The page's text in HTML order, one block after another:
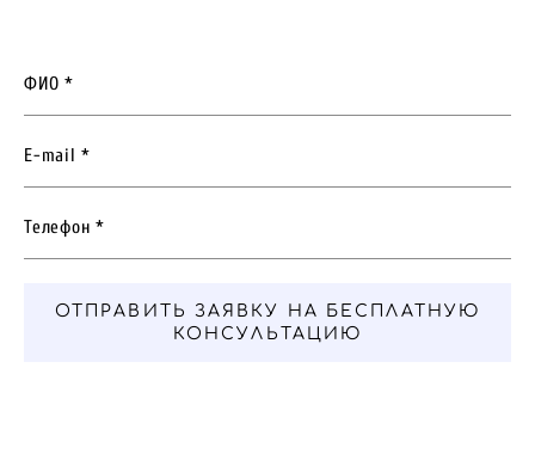
ФИО *
E-mail *
Телефон *
ОТПРАВИТЬ ЗАЯВКУ НА БЕСПЛАТНУЮ
КОНСУЛЬТАЦИЮ